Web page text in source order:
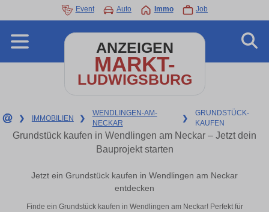
Event Auto Immo Job
ANZEIGEN
MARKT-
LUDWIGSBURG
❯ IMMOBILIEN ❯
WENDLINGEN-AM-
NECKAR
❯
GRUNDSTÜCK-
KAUFEN
Grundstück kaufen in Wendlingen am Neckar – Jetzt dein
Bauprojekt starten
Jetzt ein Grundstück kaufen in Wendlingen am Neckar
entdecken
Finde ein Grundstück kaufen in Wendlingen am Neckar! Perfekt für